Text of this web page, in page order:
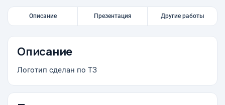
Описание Презентация Другие работы
Описание
Логотип сделан по ТЗ